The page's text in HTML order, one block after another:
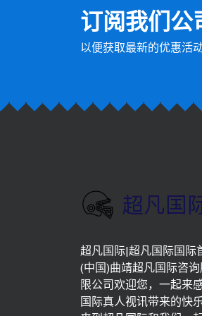
订阅我们公
以便获取最新的优惠活
超凡国际|超凡国际国际
(中国)曲靖超凡国际咨
限公司欢迎您，一起来
国际真人视讯带来的快